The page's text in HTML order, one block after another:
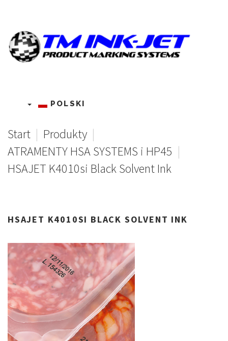
POLSKI
Start | Produkty |
ATRAMENTY HSA SYSTEMS i HP45 |
HSAJET K4010si Black Solvent Ink
HSAJET K4010SI BLACK SOLVENT INK